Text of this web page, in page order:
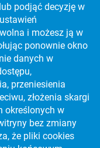
WYŻSZYCH I
podjąć decyzję w
i możesz ją w
ponownie okno
danych w
przeniesienia
złożenia skargi
określonych w
bez zmiany
że pliki cookies